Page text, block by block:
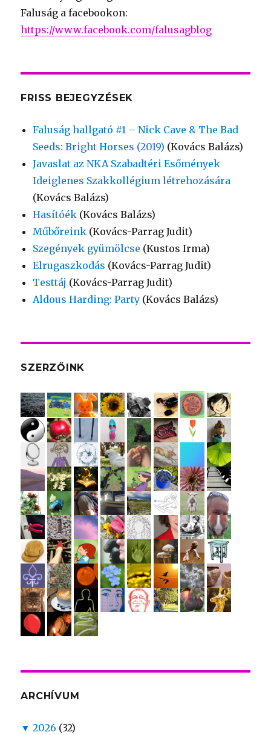
Faluság a facebookon:
https://www.facebook.com/falusagblog
FRISS BEJEGYZÉSEK
Faluság hallgató #1 – Nick Cave & The Bad
Seeds: Bright Horses (2019) (Kovács Balázs)
Javaslat az NKA Szabadtéri Esőmények
Ideiglenes Szakkollégium létrehozására
(Kovács Balázs)
Hasítóék (Kovács Balázs)
Műbőreink (Kovács-Parrag Judit)
Szegények gyümölcse (Kustos Irma)
Elrugaszkodás (Kovács-Parrag Judit)
Testtáj (Kovács-Parrag Judit)
Aldous Harding: Party (Kovács Balázs)
SZERZŐINK
ARCHÍVUM
▼ 2026 (32)